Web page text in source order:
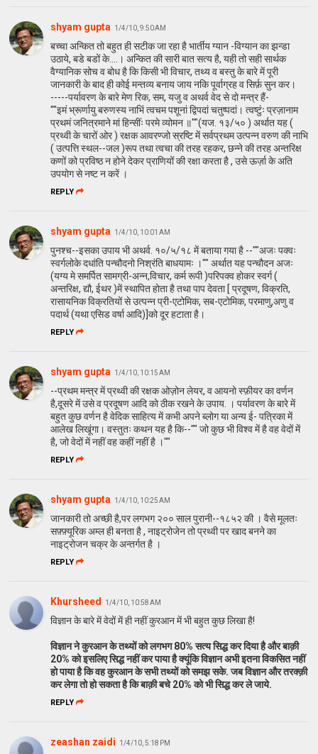
shyam gupta 1/4/10, 9:50 AM
बच्चा अन्कित तो बहुत ही सटीक जा रहा है भार्तीय ग्यान -विग्यान का झन्डा
उठाये, बडे बडों के....। अन्कित की सारी बात सत्य है, यही तो सही सार्थक
वैग्यानिक सोच व बोध है कि किसी भी विचार, तथ्य व बस्तु के बारे में पूरी
जानकारी के बाद ही कोई मन्तव्य बनाय जाय नकि पूर्वाग्रह व सिर्फ़ सुन कर।
-----पर्यावरण के बारे मेण रिक, सम, यजु व अथर्व वेद से दो मन्त्र हैं-
""इमं भ्रूर्णायु बरुणस्य नाभिं त्वचम पशूनां द्विपदां चतुष्पदां। त्वष्टुंः प्रज़ानाम
प्रथमं जनित्रमाने मां हिन्सींः परमे व्योमन ॥""(यज. १३/५० ) अर्थात यह (
प्रथ्वी के चारों ओर ) रक्षक आवरण्जो स्रष्टि में सर्वप्रथम उत्पन्न वरुण की नाभि
( उत्पत्ति स्थल--जल )रूप तथा त्वचा की तरह रहकर, छन्ने की तरह अन्तरिक्ष
कणों को प्रविष्ठ न होने देकर प्राणियों की रक्षा करता है , उसे ऊर्ज़ा के अति
उपयोग से नष्ट न करें ।
REPLY
shyam gupta 1/4/10, 10:01 AM
पुनश्च--इसका उपाय भी अथर्व. १०/५/१८ में बताया गया है --""अजः पक्वः
स्वर्गलोके दधांति पन्चौदनो निश्रंति बाधयामः ।"" अर्थात यह पन्चौदन अजः
(यग्य मे समर्पित सामग्री-अन्न,विचार, कर्म रूपी )परिपक्व होकर स्वर्ग (
अन्तरिक्ष, द्यौ, ईथर )में स्थापित होता है तथा पाप देवता [ प्रदूषण, विक्रति,
रासायनिक विक्रतियों से उत्पन्न प्री-एटोमिक, सब-एटोमिक, परमाणु,अणु व
पदार्थ (यथा एसिड वर्षा आदि)]को दूर हटाता है।
REPLY
shyam gupta 1/4/10, 10:15 AM
--प्रथम मन्त्र में प्रथ्वी की रक्षक ओज़ोन लेयर, व आयनो स्फ़ीयर का वर्णन
है,दूसरे में उसे व प्रदूषण आदि को ठीक रखने के उपाय. । पर्यावरण के बारे में
बहुत कुछ वर्णन है वेदिक साहित्य में कभी अपने ब्लोग या अन्य ई- पत्रिका में
आलेख लिखूंगा। वस्तुतः कथन यह है कि--"" जो कुछ भी विश्व में है वह वेदों में
है, जो वेदों में नहीं वह कहीं नहीं है ।""
REPLY
shyam gupta 1/4/10, 10:25 AM
जानकारी तो अच्छी है,पर लगभग २०० साल पुरानी--१८५२ की । वैसे मूलतः
सफ़्फ़्यूरिक अम्ल ही बनता है , नाइट्रोजेन तो प्रथ्वी पर खाद बनने का
नाइट्रोजन चक्र के अन्तर्गत है ।
REPLY
Khursheed 1/4/10, 10:58 AM
विज्ञान के बारे में वेदों में ही नहीं कुरआन में भी बहुत कुछ लिखा है!
विज्ञान ने कुरआन के तथ्यों को लगभग 80% सत्य सिद्ध कर दिया है और बाक़ी
20% को इसलिए सिद्ध नहीं कर पाया है क्यूंकि विज्ञान अभी इतना विकसित नहीं
हो पाया है कि वह कुरआन के सभी तथ्यों को समझ सके. जब विज्ञान और तरक्क़ी
कर लेगा तो हो सकता है कि बाक़ी बचे 20% को भी सिद्ध कर ले जाये.
REPLY
zeashan zaidi 1/4/10, 5:18 PM